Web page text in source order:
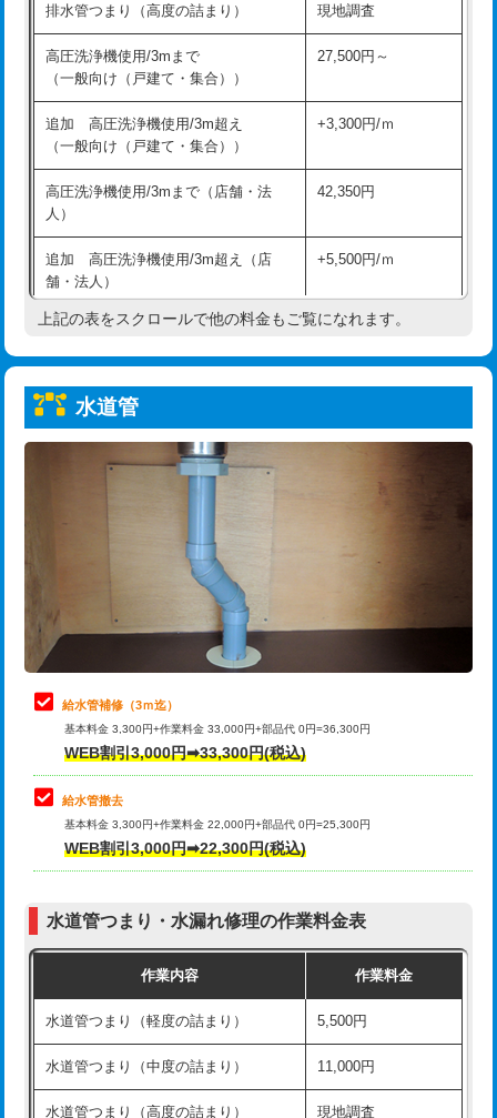
給水管工事※（バンド止め) 3,300円
給水管工事※（支持金具設置)
給水管工事※（保温材使用（バンド止
め込み）)
5,500円
給水管工事※（土の掘削・埋め戻し作
業)
11,000円
給水管工事※（塩ビ管（VP・HI）使
用/3ｍまで)
33,000円
給水管工事※（塩ビ管（VP・HI）使
+8,800円
給水管工事※（ライニング鋼管・銅
管・ポリ管・HT管使用/3ｍまで)
給水管工事※（ライニング鋼管・銅
管・ポリ管・HT管使用/3ｍ超え)
排水管工事（土の掘削・埋め戻し作
11,000円~
排水管工事（排水管工事/3ｍまで） 55,000円
排水管工事（追加 排水管工事/3ｍ超
マス交換（土の掘削・埋め戻し作業）
マス交換（深さ50㎝未満）
マス交換（深さ50㎝以上）
コンクリート斫り（厚さ10㎝まで）
モルタル補修（厚さ10㎝超え） 38,500円
洗面台設置 38,500円
化粧台設置 22,000円
排水管つまり（高度の詰まり） 現地調査
高圧洗浄機使用/3mまで
（一般向け（戸建て・集合））
27,500円～
追加 高圧洗浄機使用/3m超え
（一般向け（戸建て・集合））
+3,300円/ｍ
高圧洗浄機使用/3mまで（店舗・法
人）
42,350円
追加 高圧洗浄機使用/3m超え（店
舗・法人）
+5,500円/ｍ
高度高圧洗浄換 現地調査
トーラー機使用/3mまで
追加トーラー機使用/3m超え
33,000円
8,800円
止水・漏水調査・防水処理・清掃・修
理・調整・分解・加工など（軽作業）
11,000円
止水・漏水調査・防水処理・清掃・修
理・調整・分解・加工など（中作業）
止水・漏水調査・防水処理・清掃・修
理・調整・分解・加工など（重作業）
33,000円
その他部品の脱着
交換・取付（タンク）
式）)
式・ワンホール）)
交換・取付(排水栓・排水トラップ
22,000円+材料費
上記の表をスクロールで他の料金もご覧になれます。
水道管
給水管補修（3ｍ迄）
基本料金 3,300円+作業料金 33,000円+部品代 0円=36,300円
WEB割引3,000円➡33,300円(税込)
給水管撤去
基本料金 3,300円+作業料金 22,000円+部品代 0円=25,300円
WEB割引3,000円➡22,300円(税込)
水道管つまり・水漏れ修理の作業料金表
作業内容 作業料金
水道管つまり（軽度の詰まり） 5,500円
水道管つまり（中度の詰まり） 11,000円
水道管つまり（高度の詰まり） 現地調査